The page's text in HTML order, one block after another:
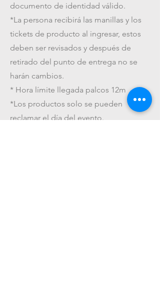
documento de identidad válido.
*La persona recibirá las manillas y los
tickets de producto al ingresar, estos
deben ser revisados y después de
retirado del punto de entrega no se
harán cambios.
* Hora límite llegada palcos 12m
*Los productos solo se pueden
reclamar el día del evento.